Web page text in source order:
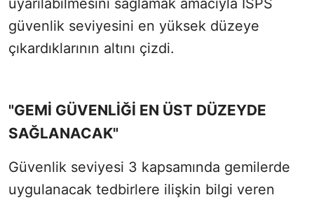
güvenlik seviyesini en yüksek düzeye
çıkardıklarının altını çizdi.
"GEMİ GÜVENLİĞİ EN ÜST DÜZEYDE
SAĞLANACAK"
Güvenlik seviyesi 3 kapsamında gemilerde
uygulanacak tedbirlere ilişkin bilgi veren